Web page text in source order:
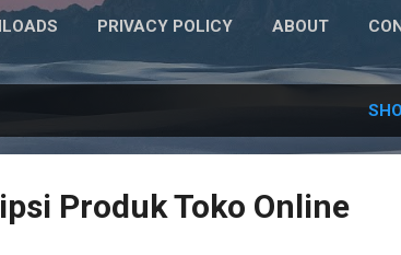
PRIVACY POLICY ABOUT
Produk Toko Online